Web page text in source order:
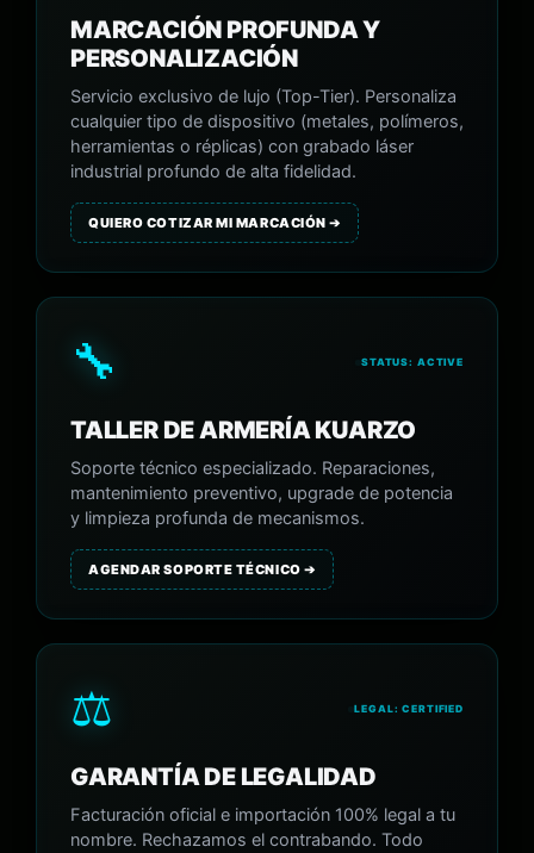
MARCACIÓN PROFUNDA Y
PERSONALIZACIÓN
Servicio exclusivo de lujo (Top-Tier). Personaliza
cualquier tipo de dispositivo (metales, polímeros,
herramientas o réplicas) con grabado láser
industrial profundo de alta fidelidad.
QUIERO COTIZAR MI MARCACIÓN ➔
🔧 STATUS: ACTIVE
TALLER DE ARMERÍA KUARZO
Soporte técnico especializado. Reparaciones,
mantenimiento preventivo, upgrade de potencia
y limpieza profunda de mecanismos.
AGENDAR SOPORTE TÉCNICO ➔
⚖️ LEGAL: CERTIFIED
GARANTÍA DE LEGALIDAD
Facturación oficial e importación 100% legal a tu
nombre. Rechazamos el contrabando. Todo